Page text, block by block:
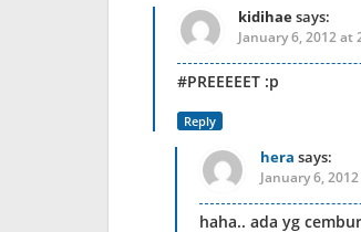
kidihaesays:
January 6, 2012 at
#PREEEEET :p
Reply
hera says:
January 6,
haha.. ada yg